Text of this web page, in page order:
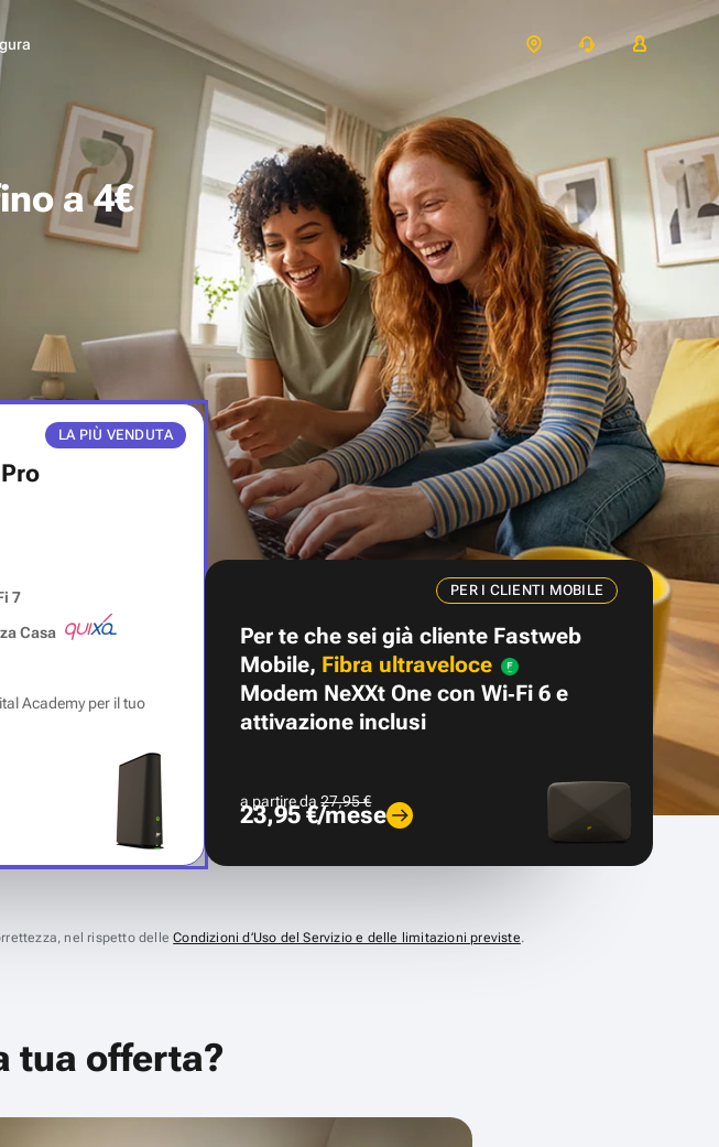
a 4€
LA PIÙ VENDUTA
7
Casa
Academy per il tuo
PER I CLIENTI MOBILE
Per te che sei già cliente Fastweb
Mobile, Fibra ultraveloce
Modem NeXXt One con Wi‑Fi 6 e
attivazione inclusi
a partire da27,95 €
23,95 €/mese
nel rispetto delleCondizioni d’Uso del Servizio e delle limitazioni previste.
tua offerta?